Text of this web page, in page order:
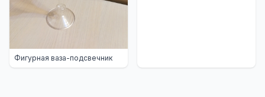
Фигурная ваза-подсвечник